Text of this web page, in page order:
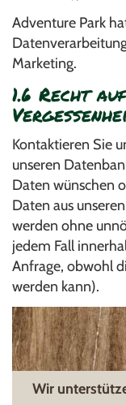
Adventure Park
Marketing.
1.6 Recht
Kontaktieren Sie
unseren
Daten wünschen
Daten aus
werden ohne
jedem Fall
Anfrage, obwohl
werden kann).
Wir